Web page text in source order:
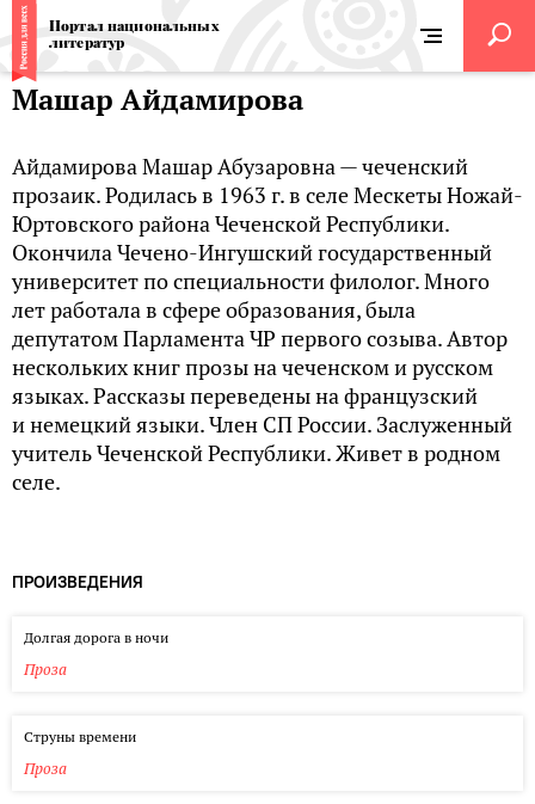
Портал национальных
литератур
Машар Айдамирова
Айдамирова Машар Абузаровна — чеченский
прозаик. Родилась в 1963 г. в селе Мескеты Ножай-
Юртовского района Чеченской Республики.
Окончила Чечено-Ингушский государственный
университет по специальности филолог. Много
лет работала в сфере образования, была
депутатом Парламента ЧР первого созыва. Автор
нескольких книг прозы на чеченском и русском
языках. Рассказы переведены на французский
и немецкий языки. Член СП России. Заслуженный
учитель Чеченской Республики. Живет в родном
селе.
ПРОИЗВЕДЕНИЯ
Долгая дорога в ночи
Проза
Струны времени
Проза